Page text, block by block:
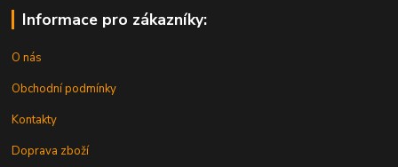
Informace pro zákazníky:
O nás
Obchodní podmínky
Kontakty
Doprava zboží